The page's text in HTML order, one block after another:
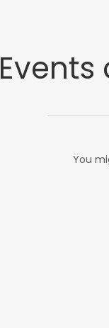
Events
You